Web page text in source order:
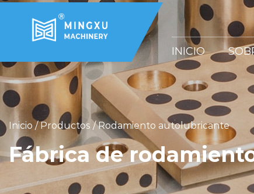
INICIO
Inicio /Productos /Rodamiento autolubricante
Fábrica de